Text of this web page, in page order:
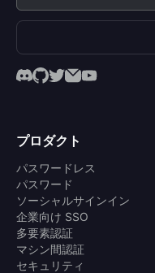
プロダクト
パスワードレス
パスワード
ソーシャルサインイン
企業向け SSO
多要素認証
マシン間認証
セキュリティ